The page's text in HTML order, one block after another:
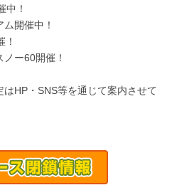
中！
開催中！
ー60開催！
HP・SNS等を通じて案内させて